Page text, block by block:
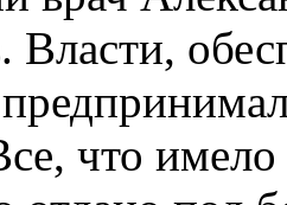
Власти,
что имело